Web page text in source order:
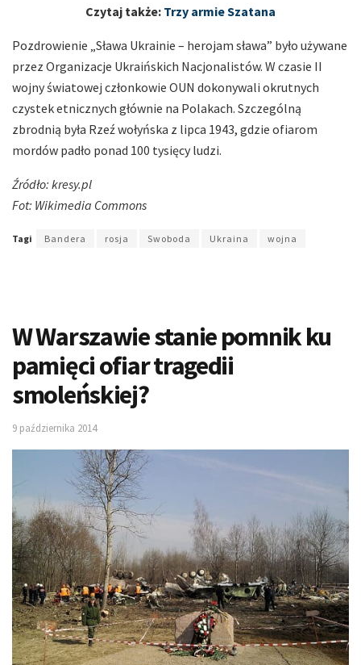
Czytaj także: Trzy armie Szatana
Pozdrowienie „Sława Ukrainie – herojam sława” było używane
przez Organizacje Ukraińskich Nacjonalistów. W czasie II
wojny światowej członkowie OUN dokonywali okrutnych
czystek etnicznych głównie na Polakach. Szczególną
zbrodnią była Rzeź wołyńska z lipca 1943, gdzie ofiarom
mordów padło ponad 100 tysięcy ludzi.
Źródło: kresy.pl
Fot: Wikimedia Commons
Tagi Bandera rosja Swoboda Ukraina wojna
W Warszawie stanie pomnik ku
pamięci ofiar tragedii
smoleńskiej?
9 października 2014